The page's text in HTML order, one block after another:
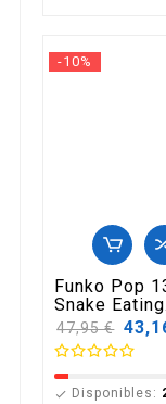
-10%
Funko Pop
Snake
Precio
base
47,95 €
 Disponibles: